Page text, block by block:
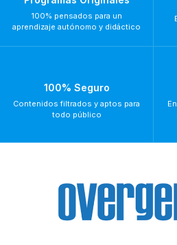
100% pensados para un
aprendizaje autónomo y didáctico
100% Seguro
Contenidos filtrados y aptos para
todo público